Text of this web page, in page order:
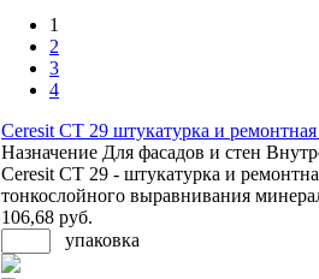
1
2
3
4
Ceresit CT 29 штукатурка и
Назначение Для фасадов и стен
Ceresit CT 29 - штукатурка и
тонкослойного выравнивания
106,68 руб.
упаковка